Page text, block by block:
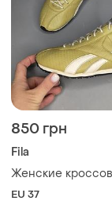
850 грн
Fila
Женские
EU 37